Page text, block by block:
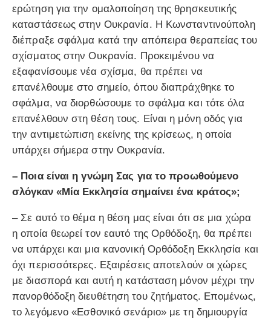
ερώτηση για την ομαλοποίηση της θρησκευτικής
καταστάσεως στην Ουκρανία. Η Κωνσταντινούπολη
διέπραξε σφάλμα κατά την απόπειρα θεραπείας του
σχίσματος στην Ουκρανία. Προκειμένου να
εξαφανίσουμε νέα σχίσμα, θα πρέπει να
επανέλθουμε στο σημείο, όπου διαπράχθηκε το
σφάλμα, να διορθώσουμε το σφάλμα και τότε όλα
επανέλθουν στη θέση τους. Είναι η μόνη οδός για
την αντιμετώπιση εκείνης της κρίσεως, η οποία
υπάρχει σήμερα στην Ουκρανία.
– Ποια είναι η γνώμη Σας για το προωθούμενο
σλόγκαν «Μία Εκκλησία σημαίνει ένα κράτος»;
– Σε αυτό το θέμα η θέση μας είναι ότι σε μια χώρα
η οποία θεωρεί τον εαυτό της Ορθόδοξη, θα πρέπει
να υπάρχει και μια κανονική Ορθόδοξη Εκκλησία και
όχι περισσότερες. Εξαιρέσεις αποτελούν οι χώρες
με διασπορά και αυτή η κατάσταση μόνον μέχρι την
πανορθόδοξη διευθέτηση του ζητήματος. Επομένως,
το λεγόμενο «Εσθονικό σενάριο» με τη δημιουργία